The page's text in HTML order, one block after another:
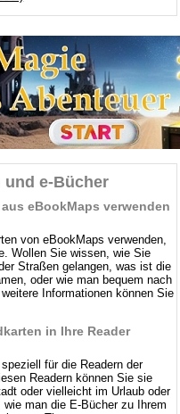
e-Bücher
eBookMaps verwenden
von eBookMaps verwenden,
Wollen Sie wissen, wie Sie
Straßen gelangen, was ist die
oder wie man bequem nach
Informationen können Sie
in Ihre Reader
für die Readern der
Readern können Sie sie
oder vielleicht im Urlaub oder
man die E-Bücher zu Ihrem